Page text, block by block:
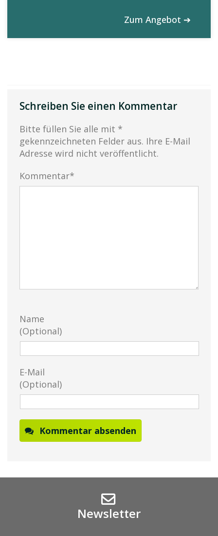
Zum Angebot ➔
Schreiben Sie einen Kommentar
Bitte füllen Sie alle mit *
gekennzeichneten Felder aus. Ihre E-Mail
Adresse wird nicht veröffentlicht.
Kommentar*
Name
(Optional)
E-Mail
(Optional)
Kommentar absenden
Newsletter